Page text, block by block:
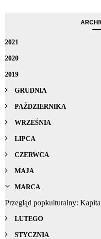
2021
2020
2019
GRUDNIA
PAŹDZIERNIKA
WRZEŚNIA
LIPCA
CZERWCA
MAJA
MARCA
Przegląd popkulturalny:
LUTEGO
STYCZNIA